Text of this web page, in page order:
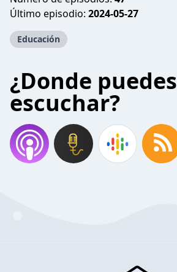
Último episodio: 2024-05-27
Educación
¿Donde puedes
escuchar?